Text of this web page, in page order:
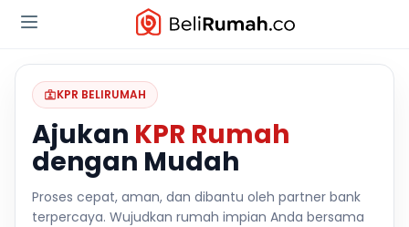
KPR BELIRUMAH
Ajukan KPR Rumah
dengan Mudah
Proses cepat, aman, dan dibantu oleh partner bank
terpercaya. Wujudkan rumah impian Anda bersama